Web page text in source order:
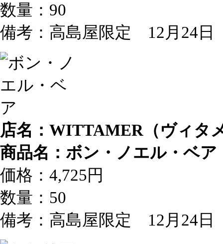
数量：90
備考：高島屋限定 12月24日
店名：WITTAMER（ヴィタ
商品名：ボン・ノエル・ベア
価格：4,725円
数量：50
備考：高島屋限定 12月24日